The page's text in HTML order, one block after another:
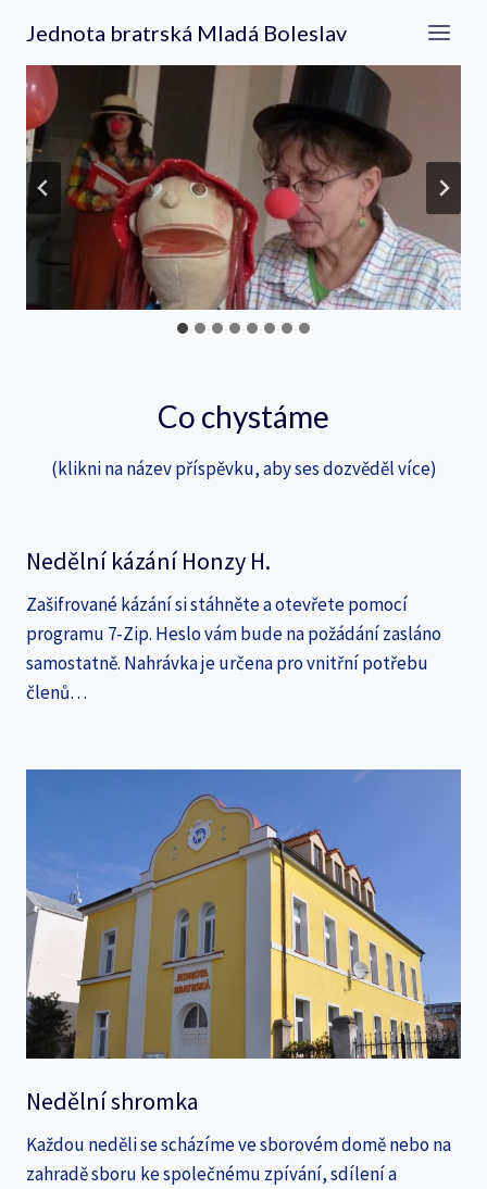
obsah
Jednota bratrská Mladá Boleslav
Co chystáme
(klikni na název příspěvku, aby ses dozvěděl více)
Nedělní kázání Honzy H.
Zašifrované kázání si stáhněte a otevřete pomocí
programu 7-Zip. Heslo vám bude na požádání zasláno
samostatně. Nahrávka je určena pro vnitřní potřebu
členů…
Nedělní shromka
Každou neděli se scházíme ve sborovém domě nebo na
zahradě sboru ke společnému zpívání, sdílení a